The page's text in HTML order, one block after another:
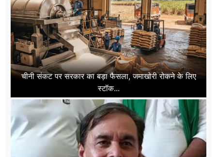
चीनी संकट पर सरकार का बड़ा फैसला, जमाखोरी रोकने के लिए
स्टॉक...